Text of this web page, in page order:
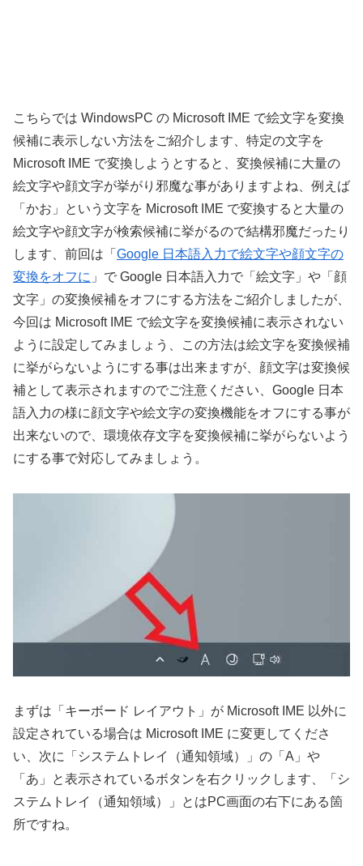
こちらでは WindowsPC の Microsoft IME で絵文字を変換
候補に表示しない方法をご紹介します、特定の文字を
Microsoft IME で変換しようとすると、変換候補に大量の
絵文字や顔文字が挙がり邪魔な事がありますよね、例えば
「かお」という文字を Microsoft IME で変換すると大量の
絵文字や顔文字が検索候補に挙がるので結構邪魔だったり
します、前回は「 Google 日本語入力で絵文字や顔文字の
変換をオフに 」で Google 日本語入力で「絵文字」や「顔
文字」の変換候補をオフにする方法をご紹介しましたが、
今回は Microsoft IME で絵文字を変換候補に表示されない
ように設定してみましょう、この方法は絵文字を変換候補
に挙がらないようにする事は出来ますが、顔文字は変換候
補として表示されますのでご注意ください、Google 日本
語入力の様に顔文字や絵文字の変換機能をオフにする事が
出来ないので、環境依存文字を変換候補に挙がらないよう
にする事で対応してみましょう。
まずは「キーボード レイアウト」が Microsoft IME 以外に
設定されている場合は Microsoft IME に変更してくださ
い、次に「システムトレイ（通知領域）」の「A」や
「あ」と表示されているボタンを右クリックします、「シ
ステムトレイ（通知領域）」とはPC画面の右下にある箇
所ですね。